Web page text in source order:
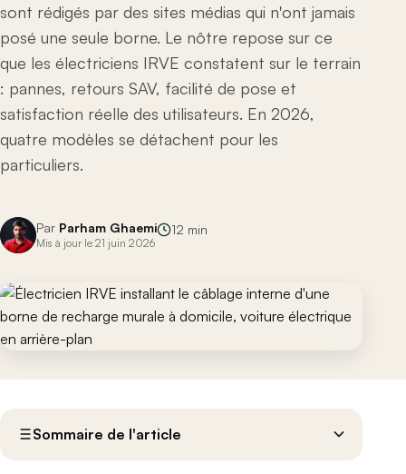
sont rédigés par des sites médias qui n'ont jamais
posé une seule borne. Le nôtre repose sur ce
que les électriciens IRVE constatent sur le terrain
: pannes, retours SAV, facilité de pose et
satisfaction réelle des utilisateurs. En 2026,
quatre modèles se détachent pour les
particuliers.
Par Parham Ghaemi
Mis à jour le 21 juin 2026
12 min
Sommaire de l'article